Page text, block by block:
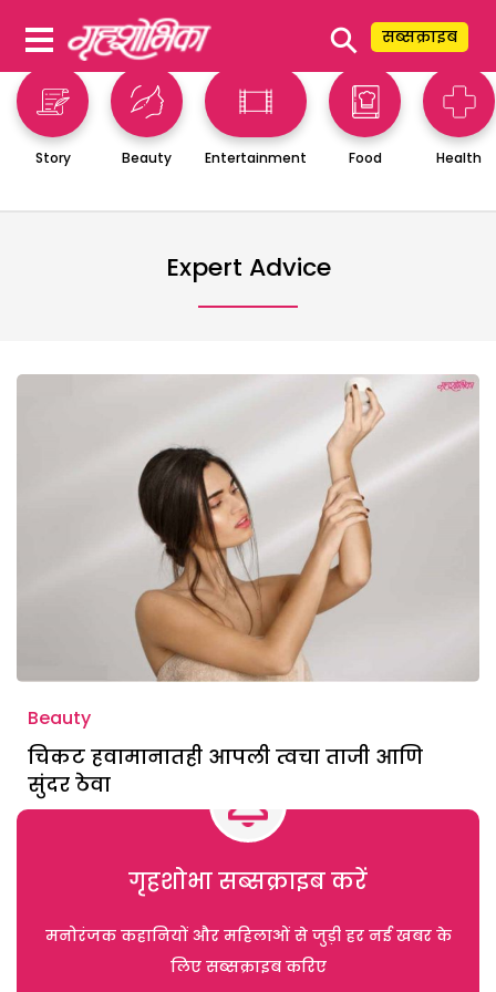
⚲ सब्सक्राइब
Story Beauty Entertainment Food Health
Expert Advice
Beauty
चिकट हवामानातही आपली त्वचा ताजी आणि
सुंदर ठेवा
गृहशोभा सब्सक्राइब करें
मनोरंजक कहानियों और महिलाओं से जुड़ी हर नई खबर के
लिए सब्सक्राइब करिए